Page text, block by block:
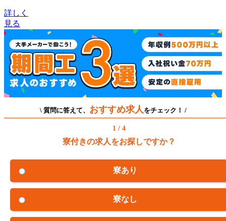
詳しく
見る
\ 質問に答えて、 おすすめ求人 をチェック！ /
1 / 4
寮付きの求人をお探しですか？
寮あり
寮なし